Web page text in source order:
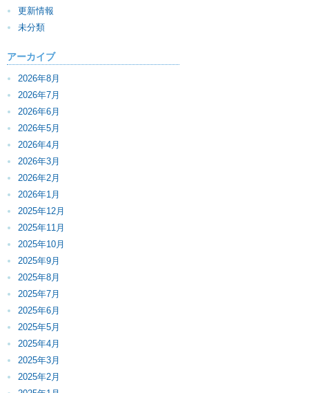
更新情報
未分類
アーカイブ
2026年8月
2026年7月
2026年6月
2026年5月
2026年4月
2026年3月
2026年2月
2026年1月
2025年12月
2025年11月
2025年10月
2025年9月
2025年8月
2025年7月
2025年6月
2025年5月
2025年4月
2025年3月
2025年2月